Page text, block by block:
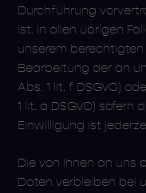
Durchführung
ist. In allen übrigen
unserem
Bearbeitung der an
Abs. 1 lit. f DSGVO)
1 lit. a DSGVO)
Einwilligung ist
Die von Ihnen an uns
Daten verbleiben bei